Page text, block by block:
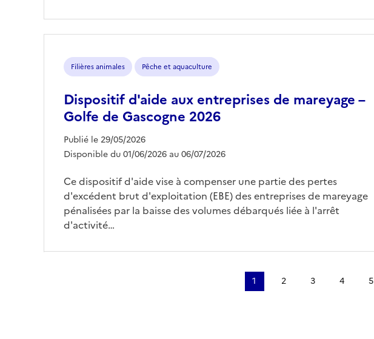
Filières animales Pêche et aquaculture
Dispositif d'aide aux entreprises de mareyage –
Golfe de Gascogne 2026
Publié le 29/05/2026
Disponible du 01/06/2026 au 06/07/2026
Ce dispositif d'aide vise à compenser une partie des pertes
d'excédent brut d'exploitation (EBE) des entreprises de mareyage
pénalisées par la baisse des volumes débarqués liée à l'arrêt
d'activité…
Page
1 2 3 4 5